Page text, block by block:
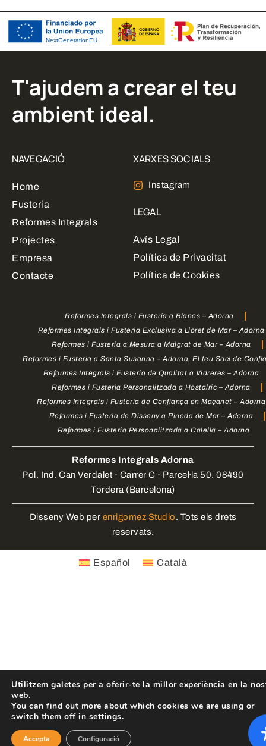
T'ajudem a crear el teu
ambient ideal.
NAVEGACIÓ
Home
Fusteria
Reformes Integrals
Projectes
Empresa
Contacte
XARXES SOCIALS
Instagram
LEGAL
Avís Legal
Política de Privacitat
Política de Cookies
Reformes Integrals i Fusteria a Blanes – Adorna
Reformes Integrals i Fusteria Exclusiva a Lloret de Mar – Adorna
Reformes i Fusteria a Mesura a Malgrat de Mar – Adorna
Reformes i Fusteria a Santa Susanna – Adorna, El teu Soci de
Reformes Integrals i Fusteria de Qualitat a Vidreres – Adorna
Reformes i Fusteria Personalitzada a Hostalric – Adorna
Reformes Integrals i Fusteria de Confiança en Maçanet – Adorna
Reformes i Fusteria de Disseny a Pineda de Mar – Adorna
Reformes i Fusteria Personalitzada a Calella – Adorna
Reformes Integrals Adorna
Pol. Ind. Can Verdalet · Carrer C · Parcel·la 50. 08490
Tordera (Barcelona)
Disseny Web per enrigomez Studio. Tots els drets
reservats.
Utilitzem galetes per a oferir-te la millor experiència en la
web.
You can find out more about which cookies we are using or
switch them off in settings.
Accepta Configuració
Español Català